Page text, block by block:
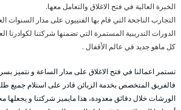
الخبرة العالية في فتح الاغلاق والتعامل معها.
التجارب الناجحة التي قام بها الفنييون على مدار السنوات
الدورات التدريبية المستمرة التي تضمنها شركتنا لكوادرنا
كل ماهو جديد في عالم الأقفال .
تستمر اعمالنا في فتح الاغلاق على مدار الساعة و نتميز
فالفريق المتخصص بخدمة الزبائن قادر على استلام جميع
الورشات خلال دقائق معدودة، هذا مايميز شركتنا و يجعلها